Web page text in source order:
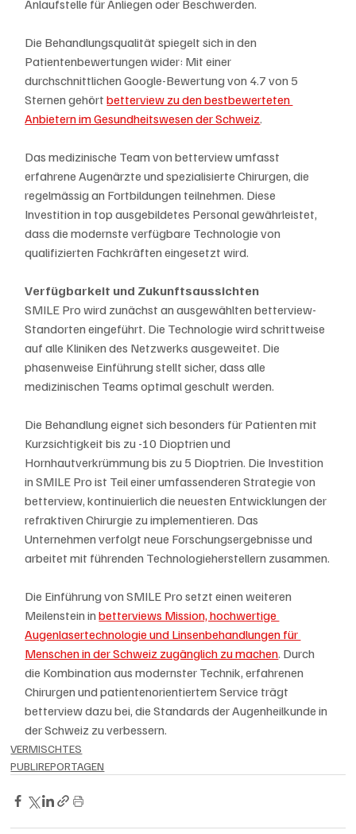
Anlaufstelle für Anliegen oder Beschwerden.
Die Behandlungsqualität spiegelt sich in den
Patientenbewertungen wider: Mit einer
durchschnittlichen Google-Bewertung von 4.7 von 5
Sternen gehört betterview zu den bestbewerteten
Anbietern im Gesundheitswesen der Schweiz.
Das medizinische Team von betterview umfasst
erfahrene Augenärzte und spezialisierte Chirurgen, die
regelmässig an Fortbildungen teilnehmen. Diese
Investition in top ausgebildetes Personal gewährleistet,
dass die modernste verfügbare Technologie von
qualifizierten Fachkräften eingesetzt wird.
Verfügbarkeit und Zukunftsaussichten
SMILE Pro wird zunächst an ausgewählten betterview-
Standorten eingeführt. Die Technologie wird schrittweise
auf alle Kliniken des Netzwerks ausgeweitet. Die
phasenweise Einführung stellt sicher, dass alle
medizinischen Teams optimal geschult werden.
Die Behandlung eignet sich besonders für Patienten mit
Kurzsichtigkeit bis zu -10 Dioptrien und
Hornhautverkrümmung bis zu 5 Dioptrien. Die Investition
in SMILE Pro ist Teil einer umfassenderen Strategie von
betterview, kontinuierlich die neuesten Entwicklungen der
refraktiven Chirurgie zu implementieren. Das
Unternehmen verfolgt neue Forschungsergebnisse und
arbeitet mit führenden Technologieherstellern zusammen.
Die Einführung von SMILE Pro setzt einen weiteren
Meilenstein in betterviews Mission, hochwertige
Augenlasertechnologie und Linsenbehandlungen für
Menschen in der Schweiz zugänglich zu machen. Durch
die Kombination aus modernster Technik, erfahrenen
Chirurgen und patientenorientiertem Service trägt
betterview dazu bei, die Standards der Augenheilkunde in
der Schweiz zu verbessern.
VERMISCHTES
PUBLIREPORTAGEN